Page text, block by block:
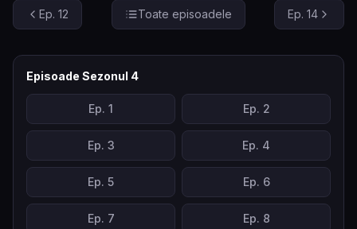
Ep. 12 Toate episoadele Ep. 14
Episoade Sezonul 4
Ep. 1 Ep. 2
Ep. 3 Ep. 4
Ep. 5 Ep. 6
Ep. 7 Ep. 8